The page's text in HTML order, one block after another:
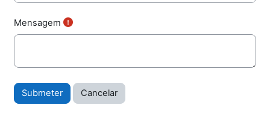
Mensagem